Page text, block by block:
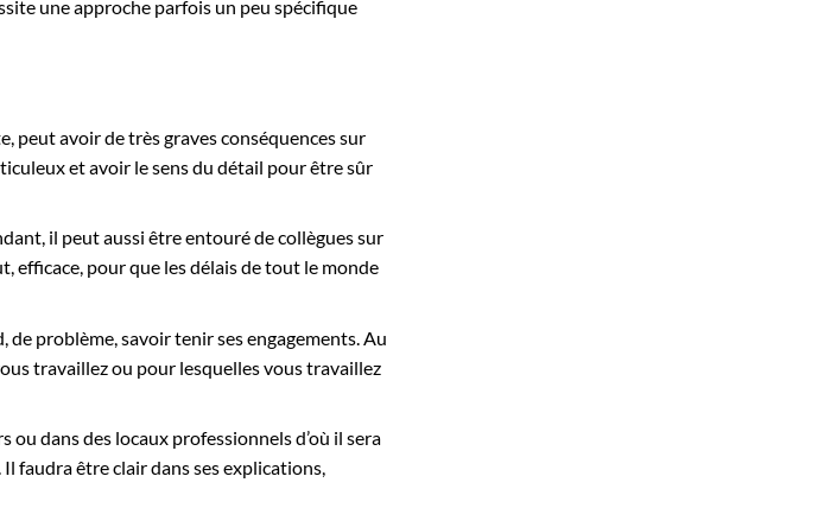
une approche parfois un peu spécifique
peut avoir de très graves conséquences sur
et avoir le sens du détail pour être sûr
il peut aussi être entouré de collègues sur
efficace, pour que les délais de tout le monde
problème, savoir tenir ses engagements. Au
travaillez ou pour lesquelles vous travaillez
dans des locaux professionnels d’où il sera
faudra être clair dans ses explications,